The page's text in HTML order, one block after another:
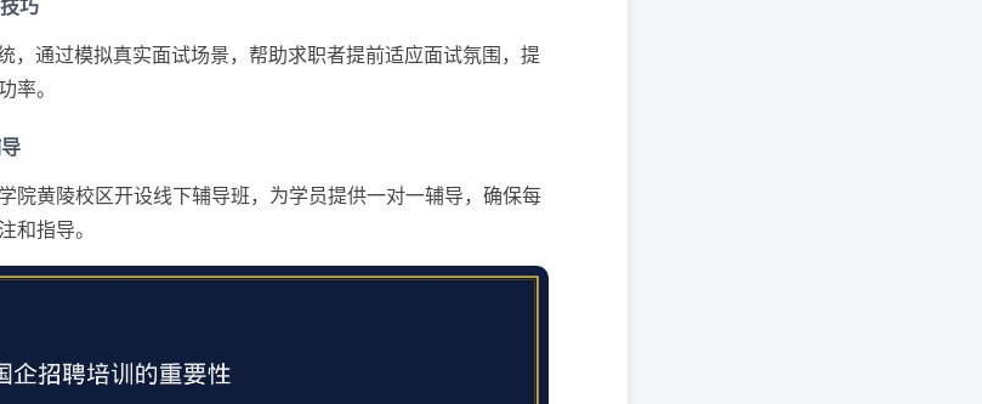
巧
，通过模拟真实面试场景，帮助求职者提前适应面试氛围，提
率。
院黄陵校区开设线下辅导班，为学员提供一对一辅导，确保每
和指导。